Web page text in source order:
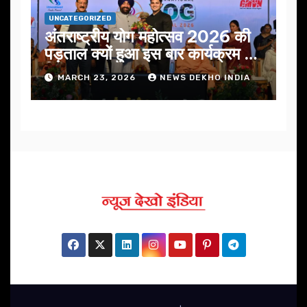
UNCATEGORIZED
अंतराष्ट्रीय योग महोत्सव 2026 की
पड़ताल क्यों हुआ इस बार कार्यक्रम में
निखार
MARCH 23, 2026 NEWS DEKHO INDIA